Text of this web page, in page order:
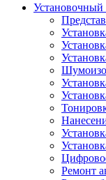
Установочный
Ремонт